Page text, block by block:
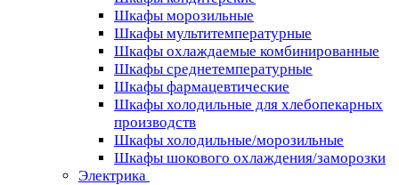
Шкафы морозильные
Шкафы мультитемпературные
Шкафы охлаждаемые комбинированные
Шкафы среднетемпературные
Шкафы фармацевтические
Шкафы холодильные для хлебопекарных
производств
Шкафы холодильные/морозильные
Шкафы шокового охлаждения/заморозки
Электрика